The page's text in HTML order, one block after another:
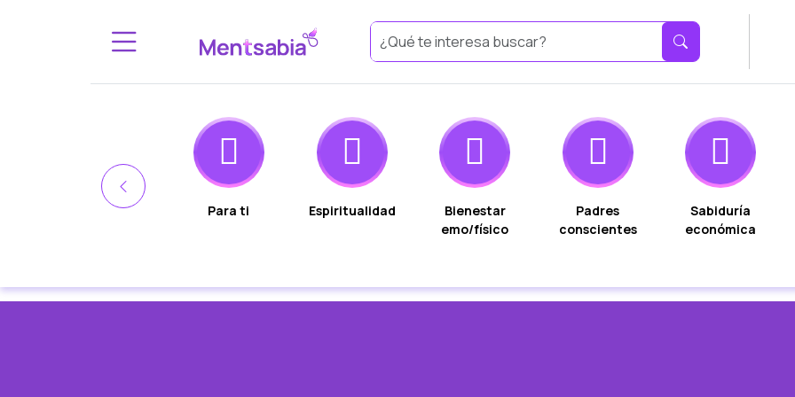
Eventos en
Para ti Espiritualidad
Bienestar
emo/físico
Padres
conscientes
Sabiduría
económica